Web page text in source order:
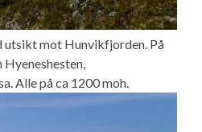
utsikt mot Hunvikfjorden. På
Hyeneshesten,
Alle på ca 1200 moh.